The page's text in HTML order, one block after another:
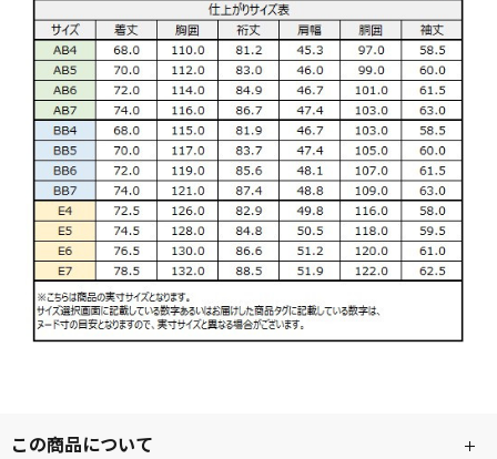
この商品について